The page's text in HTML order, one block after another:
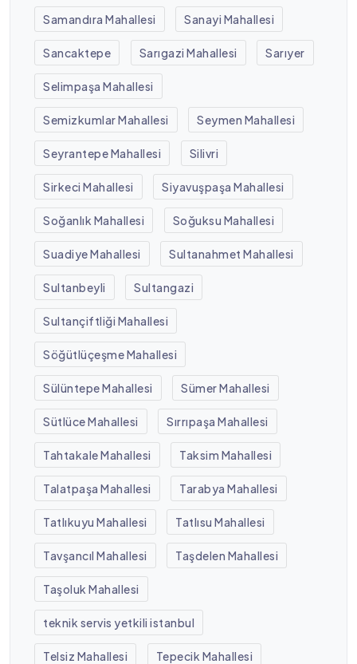
Samandıra Mahallesi Sanayi Mahallesi
Sancaktepe Sarıgazi Mahallesi Sarıyer
Selimpaşa Mahallesi
Semizkumlar Mahallesi Seymen Mahallesi
Seyrantepe Mahallesi Silivri
Sirkeci Mahallesi Siyavuşpaşa Mahallesi
Soğanlık Mahallesi Soğuksu Mahallesi
Suadiye Mahallesi Sultanahmet Mahallesi
Sultanbeyli Sultangazi
Sultançiftliği Mahallesi
Söğütlüçeşme Mahallesi
Sülüntepe Mahallesi Sümer Mahallesi
Sütlüce Mahallesi Sırrıpaşa Mahallesi
Tahtakale Mahallesi Taksim Mahallesi
Talatpaşa Mahallesi Tarabya Mahallesi
Tatlıkuyu Mahallesi Tatlısu Mahallesi
Tavşancıl Mahallesi Taşdelen Mahallesi
Taşoluk Mahallesi
teknik servis yetkili istanbul
Telsiz Mahallesi Tepecik Mahallesi